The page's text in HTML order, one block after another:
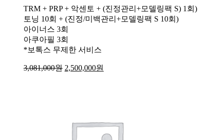
TRM + PRP + 악센토 + (진정관리+모델링팩 S) 1회)
토닝 10회 + (진정/미백관리+모델링팩 S 10회)
아이너스 3회
아쿠아필 3회
*보톡스 무제한 서비스
3,081,000원 2,500,000원